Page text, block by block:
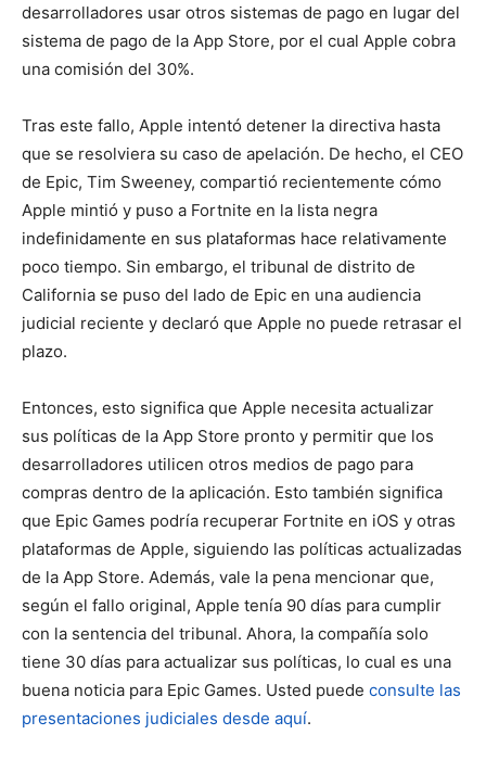
desarrolladores usar otros sistemas de pago en lugar del
sistema de pago de la App Store, por el cual Apple cobra
una comisión del 30%.
Tras este fallo, Apple intentó detener la directiva hasta
que se resolviera su caso de apelación. De hecho, el CEO
de Epic, Tim Sweeney, compartió recientemente cómo
Apple mintió y puso a Fortnite en la lista negra
indefinidamente en sus plataformas hace relativamente
poco tiempo. Sin embargo, el tribunal de distrito de
California se puso del lado de Epic en una audiencia
judicial reciente y declaró que Apple no puede retrasar el
plazo.
Entonces, esto significa que Apple necesita actualizar
sus políticas de la App Store pronto y permitir que los
desarrolladores utilicen otros medios de pago para
compras dentro de la aplicación. Esto también significa
que Epic Games podría recuperar Fortnite en iOS y otras
plataformas de Apple, siguiendo las políticas actualizadas
de la App Store. Además, vale la pena mencionar que,
según el fallo original, Apple tenía 90 días para cumplir
con la sentencia del tribunal. Ahora, la compañía solo
tiene 30 días para actualizar sus políticas, lo cual es una
buena noticia para Epic Games. Usted puede consulte las
presentaciones judiciales desde aquí.